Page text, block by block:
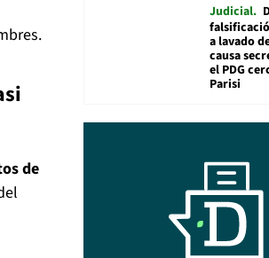
de
Judicial
a lavado
causa
el PDG
Parisi